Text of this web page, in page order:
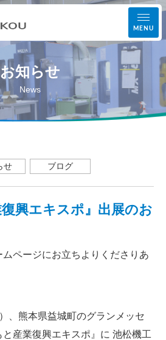
MENU
事業案内
設備紹介
お知らせ
お問い合わせ
お知らせ
News
せ ブログ
復興エキスポ』出展のお
ページにお立ちよりくださりあ
、熊本県益城町のグランメッセ
産業復興エキスポ』に 池松機工